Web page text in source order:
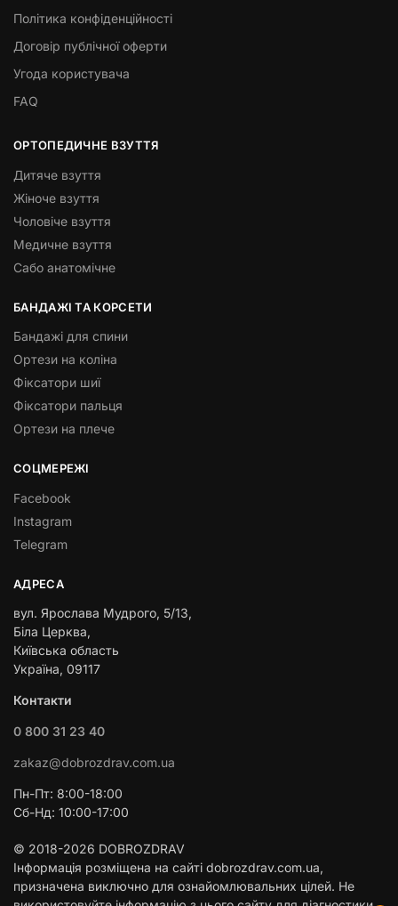
Політика конфіденційності
Договір публічної оферти
Угода користувача
FAQ
ОРТОПЕДИЧНЕ ВЗУТТЯ
Дитяче взуття
Жіноче взуття
Чоловіче взуття
Медичне взуття
Сабо анатомічне
БАНДАЖІ ТА КОРСЕТИ
Бандажі для спини
Ортези на коліна
Фіксатори шиї
Фіксатори пальця
Ортези на плече
СОЦМЕРЕЖІ
Facebook
Instagram
Telegram
АДРЕСА
вул. Ярослава Мудрого, 5/13,
Біла Церква,
Київська область
Україна, 09117
Контакти
0 800 31 23 40
zakaz@dobrozdrav.com.ua
Пн-Пт: 8:00-18:00
Сб-Нд: 10:00-17:00
© 2018-2026 DOBROZDRAV
Інформація розміщена на сайті dobrozdrav.com.ua,
призначена виключно для ознайомлювальних цілей. Не